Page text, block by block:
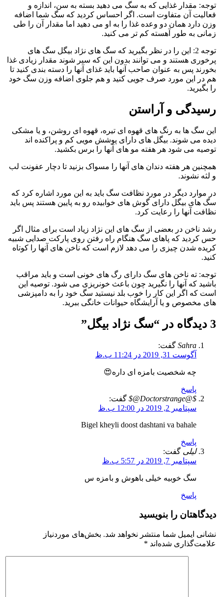
توجه: مقدار غذایی که به سگ می دهید بسته به سن، اندازه و
فعالیت آن متفاوت است. اگر احساس کردید که سگ شما اضافه
وزن دارد همان دو وعده غذا را به او می دهید اما مقدار آن را طی
زمانی به طور آهسته کم تر می کنید.
توجه 2: این را در نظر بگیرید که سگ های نژاد بیگل سگ های
پرخوری هستند و می توانند بدون این که سیر شوند مقدار زیادی غذا
بخورند پس به عنوان صاحب آنها باید غذای آنها را دسته بندی کنید تا
هم در این مورد صرف جویی کنید و هم جلوی اضافه وزن سگ خود
را بگیرید.
رسیدگی و آراستن
این سگ ها به رنگ های قهوه ای تیره، قهوه ای روشن، و یا مشکی
دیده می شوند. بیگل های دارای پوشش مویی کم و پراکنده اند
توصیه می شود هر هفته مو های آنها را برس بکشید.
همچنین هر هفته دندان های آنها را مسواک بزنید تا دچار عفونت لب
و لثه نشوند.
در موارد دیگر در مورد نظافت سگ باید به این مورد اشاره کرد که
سگ های بیگل دارای گوش های خوابیده رو به پایین هستند پس باید
نظافت آنها را رعایت کرد.
رشد ناخن در بعضی از سگ های این نژاد زیاد است برای مثال اگر
حس کردید که پاهای سگ هنگام راه رفتن روی پارکت صدایی شبیه
کریده شدن چیزی را می دهد لازم است که ناخن های آنها را کوتاه
کنید.
توجه: ته ناخن های سگ دارای رگ های خونی است و باید مراقب
باشید که آنها را نگیرید چون باعث خونریزی می شود. توصیه این
است که اگر این کار را خوب بلد نیستید سگ خود را به دامپزشی
های مخصوص و یا آرایشگاه حیوانات خانگی ببرید.
3 دیدگاه در “ سگ نژاد بیگل”
Sahra گفت:
آگوست 31, 2019 در 11:24 ب.ظ
چه شخصیت بامزه ای داره😍
پاسخ
$@Doctorstrange@$
گفت:
سپتامبر 2, 2019 در 12:00 ب.ظ
Bigel kheyli doost dashtani va bahale
پاسخ
لیلی گفت:
سپتامبر 7, 2019 در 5:57 ب.ظ
سگ خوبیه خیلی باهوش و بامزه س
پاسخ
دیدگاهتان را بنویسید
نشانی ایمیل شما منتشر نخواهد شد. بخش‌های موردنیاز
علامت‌گذاری شده‌اند *